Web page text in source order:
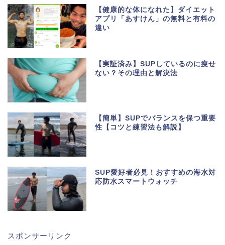
【健康的な体になれた】ダイエット
アプリ「あすけん」の無料と有料の
違い
【実証済み】SUPしているのに痩せ
ない？その理由と解決法
【簡単】SUPでバランスを保つ重要
性【コツと練習法も解説】
SUP愛好者必見！おすすめの海水対
応防水スマートウォッチ
スポンサーリンク